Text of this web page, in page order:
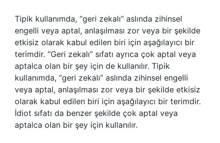
Tipik kullanımda, “geri zekalı” aslında zihinsel
engelli veya aptal, anlaşılması zor veya bir şekilde
etkisiz olarak kabul edilen biri için aşağılayıcı bir
terimdir. “Geri zekalı” sıfatı ayrıca çok aptal veya
aptalca olan bir şey için de kullanılır. Tipik
kullanımda, “geri zekalı” aslında zihinsel engelli
veya aptal, anlaşılması zor veya bir şekilde etkisiz
olarak kabul edilen biri için aşağılayıcı bir terimdir.
İdiot sıfatı da benzer şekilde çok aptal veya
aptalca olan bir şey için kullanılır.